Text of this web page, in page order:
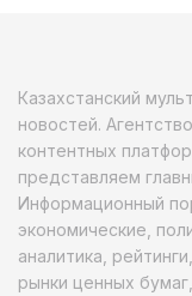
Казахстанский
новостей.
контентных
представляем
Информационный
экономические,
аналитика,
рынки ценных